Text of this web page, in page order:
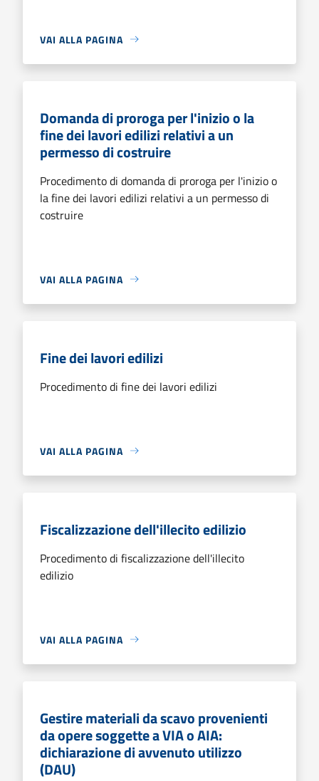
VAI ALLA PAGINA
Domanda di proroga per l'inizio o la
fine dei lavori edilizi relativi a un
permesso di costruire
Procedimento di domanda di proroga per l'inizio o
la fine dei lavori edilizi relativi a un permesso di
costruire
VAI ALLA PAGINA
Fine dei lavori edilizi
Procedimento di fine dei lavori edilizi
VAI ALLA PAGINA
Fiscalizzazione dell'illecito edilizio
Procedimento di fiscalizzazione dell'illecito
edilizio
VAI ALLA PAGINA
Gestire materiali da scavo provenienti
da opere soggette a VIA o AIA:
dichiarazione di avvenuto utilizzo
(DAU)